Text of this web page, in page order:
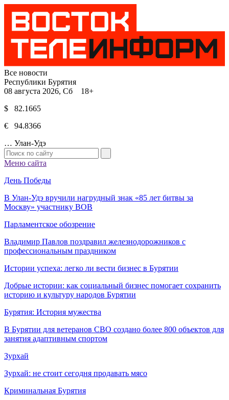
Все новости
Республики Бурятия
08 августа 2026, Сб 18+
$ 82.1665
€ 94.8366
… Улан-Удэ
Меню сайта
День Победы
В Улан-Удэ вручили нагрудный знак «85 лет битвы за
Москву» участнику ВОВ
Парламентское обозрение
Владимир Павлов поздравил железнодорожников с
профессиональным праздником
Истории успеха: легко ли вести бизнес в Бурятии
Добрые истории: как социальный бизнес помогает сохранить
историю и культуру народов Бурятии
Бурятия: История мужества
В Бурятии для ветеранов СВО создано более 800 объектов для
занятия адаптивным спортом
Зурхай
Зурхай: не стоит сегодня продавать мясо
Криминальная Бурятия